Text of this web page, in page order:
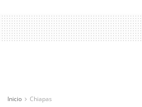
Inicio Chiapas